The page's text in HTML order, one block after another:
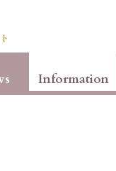
Information